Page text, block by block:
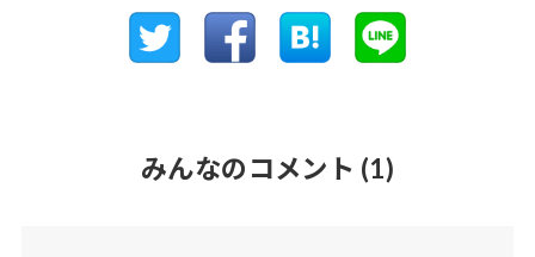
みんなのコメント (1)